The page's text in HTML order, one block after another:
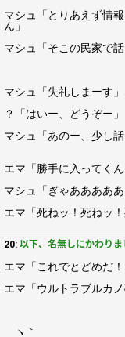
マシュ「とりあえず情
ん」
マシュ「そこの民家で
マシュ「失礼しまーす」
？「はいー、どうぞー」
マシュ「あのー、少し
エマ「勝手に入ってく
マシュ「ぎゃあああああ
エマ「死ねッ！死ねッ
20: 以下、名無しにかわり
エマ「これでとどめだ！
エマ「ウルトラブルカノ
ヽ｀